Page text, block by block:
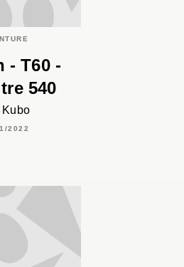
- T60 -
540
Kubo
2022